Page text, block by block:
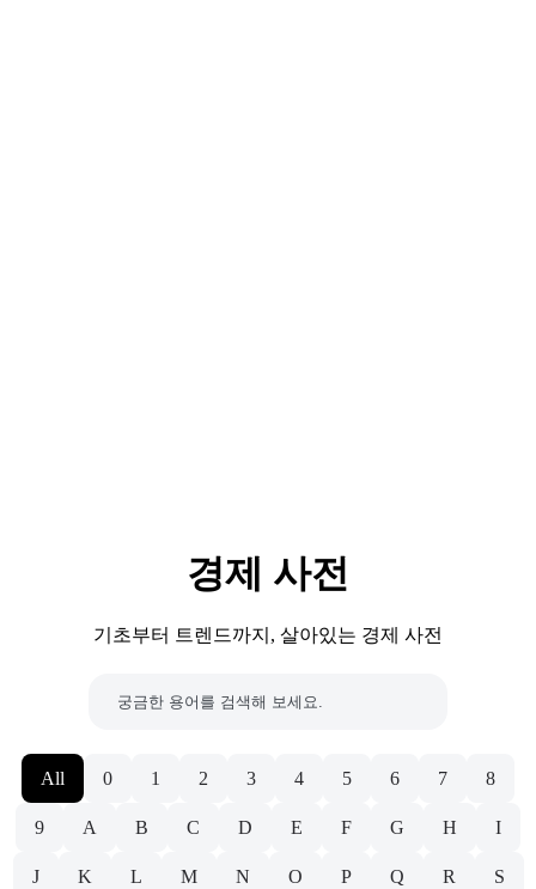
경제 사전
기초부터 트렌드까지, 살아있는 경제 사전
All 0 1 2 3 4 5 6 7 8
9 A B C D E F G H I
J K L M N O P Q R S